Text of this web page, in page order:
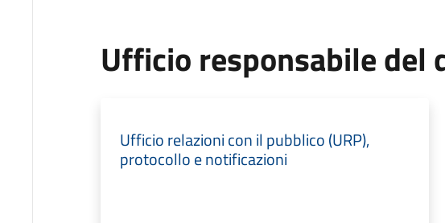
Ufficio responsabile del
Ufficio relazioni con il pubblico (URP),
protocollo e notificazioni